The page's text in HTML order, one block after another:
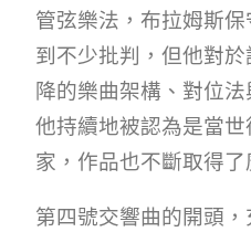
管弦樂法，布拉姆斯
到不少批判，但他對
降的樂曲架構、對位
他持續地被認為是當
家，作品也不斷取得了
第四號交響曲的開頭，